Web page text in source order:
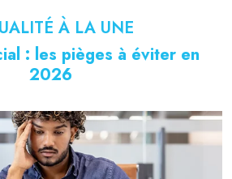
À LA UNE
: les pièges à éviter en
2026